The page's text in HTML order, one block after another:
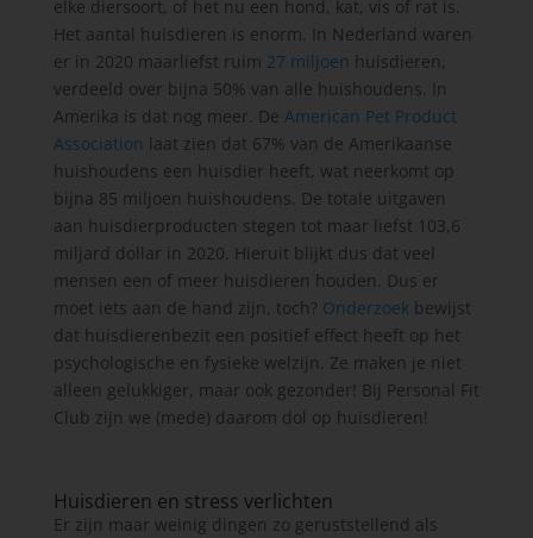
elke diersoort, of het nu een hond, kat, vis of rat is.
Het aantal huisdieren is enorm. In Nederland waren
er in 2020 maarliefst ruim 27 miljoen huisdieren,
verdeeld over bijna 50% van alle huishoudens. In
Amerika is dat nog meer. De American Pet Product
Association laat zien dat 67% van de Amerikaanse
huishoudens een huisdier heeft, wat neerkomt op
bijna 85 miljoen huishoudens. De totale uitgaven
aan huisdierproducten stegen tot maar liefst 103,6
miljard dollar in 2020. Hieruit blijkt dus dat veel
mensen een of meer huisdieren houden. Dus er
moet iets aan de hand zijn, toch? Onderzoekbewijst
dat huisdierenbezit een positief effect heeft op het
psychologische en fysieke welzijn. Ze maken je niet
alleen gelukkiger, maar ook gezonder! Bij Personal Fit
Club zijn we (mede) daarom dol op huisdieren!
Huisdieren en stress verlichten
Er zijn maar weinig dingen zo geruststellend als